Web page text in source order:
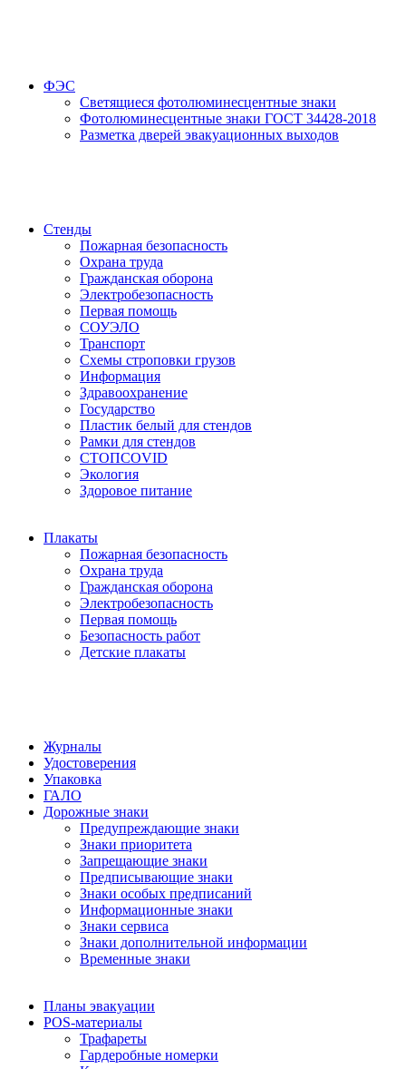
ФЭС
Светящиеся фотолюминесцентные знаки
Фотолюминесцентные знаки ГОСТ 34428-2018
Разметка дверей эвакуационных выходов
Стенды
Пожарная безопасность
Охрана труда
Гражданская оборона
Электробезопасность
Первая помощь
СОУЭЛО
Транспорт
Схемы строповки грузов
Информация
Здравоохранение
Государство
Пластик белый для стендов
Рамки для стендов
СТОПCOVID
Экология
Здоровое питание
Плакаты
Пожарная безопасность
Охрана труда
Гражданская оборона
Электробезопасность
Первая помощь
Безопасность работ
Детские плакаты
Журналы
Удостоверения
Упаковка
ГАЛО
Дорожные знаки
Предупреждающие знаки
Знаки приоритета
Запрещающие знаки
Предписывающие знаки
Знаки особых предписаний
Информационные знаки
Знаки сервиса
Знаки дополнительной информации
Временные знаки
Планы эвакуации
POS-материалы
Трафареты
Гардеробные номерки